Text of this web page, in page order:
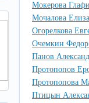
Мокерова
Мочалова
Огорелкова
Очемкин Федор
Панов
Протопопов
Протопопова
Птицын